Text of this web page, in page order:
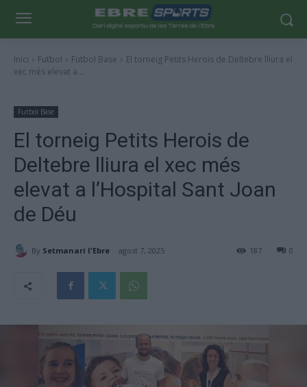
Inici Futbol Futbol Base
El torneig Petits Herois de Deltebre lliura el
xec més elevat a...
Futbol Base
El torneig Petits Herois de
Deltebre lliura el xec més
elevat a l’Hospital Sant Joan
de Déu
By Setmanari l'Ebre agost 7, 2025 0
187